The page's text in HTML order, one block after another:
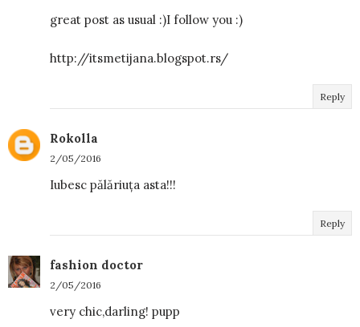
great post as usual :)I follow you :)
http://itsmetijana.blogspot.rs/
Reply
Rokolla
2/05/2016
Iubesc pălăriuța asta!!!
Reply
fashion doctor
2/05/2016
very chic,darling! pupp